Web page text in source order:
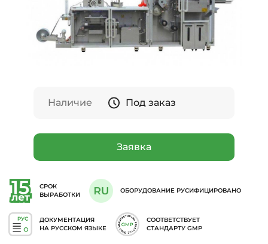
Наличие Под заказ
Заявка
СРОК
ВЫРАБОТКИ
ОБОРУДОВАНИЕ РУСИФИЦИРОВАНО
ДОКУМЕНТАЦИЯ
НА РУССКОМ ЯЗЫКЕ
СООТВЕТСТВУЕТ
СТАНДАРТУ GMP